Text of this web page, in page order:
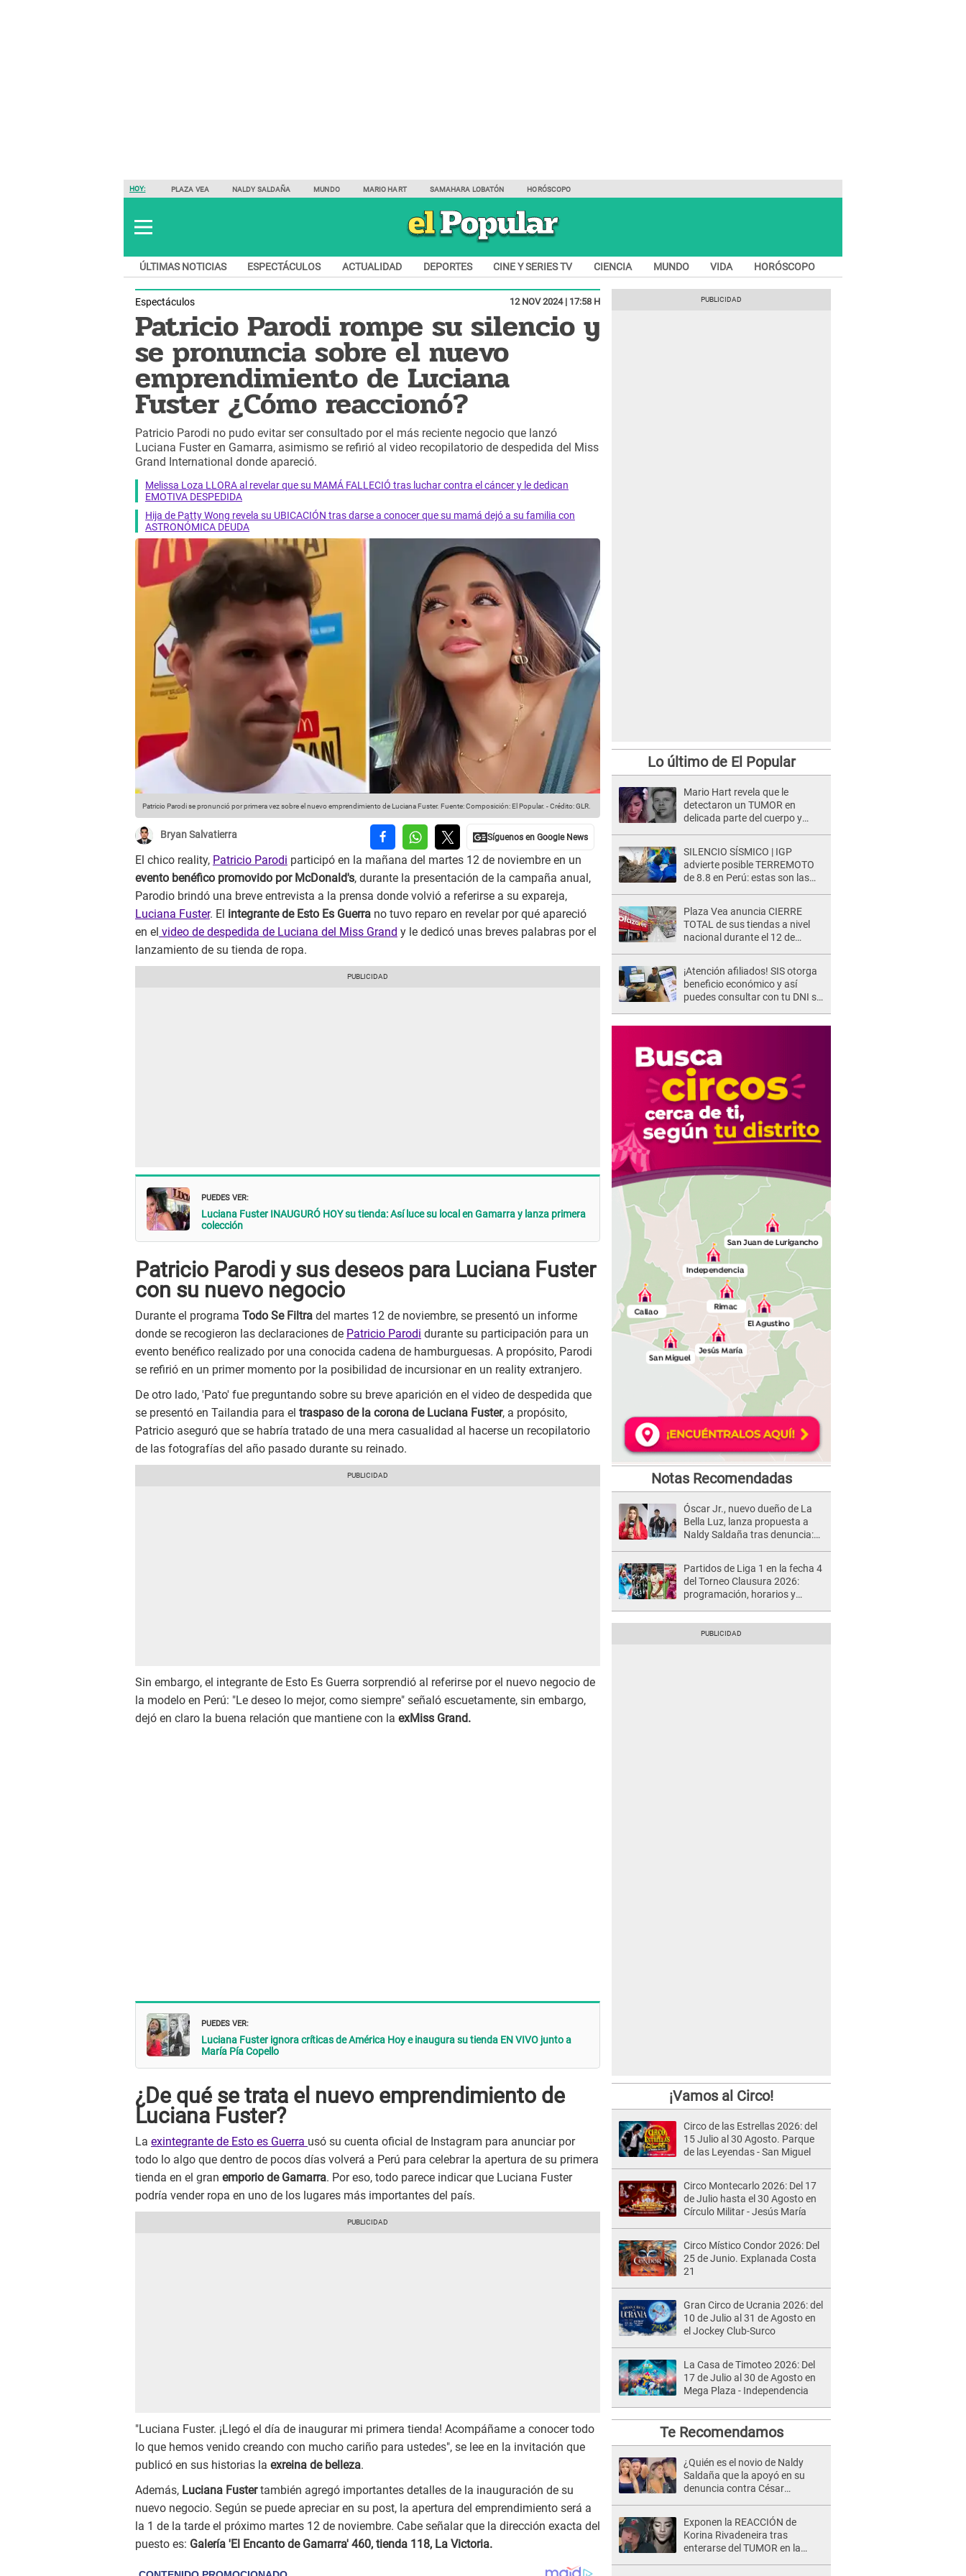
HOY: PLAZA VEA NALDY SALDAÑA MUNDO MARIO HART SAMAHARA LOBATÓN HORÓSCOPO
ÚLTIMAS NOTICIAS ESPECTÁCULOS ACTUALIDAD DEPORTES CINE Y SERIES TV CIENCIA MUNDO VIDA HORÓSCOPO
Espectáculos 12 NOV 2024 | 17:58 H
Patricio Parodi rompe su silencio y
se pronuncia sobre el nuevo
emprendimiento de Luciana
Fuster ¿Cómo reaccionó?
Patricio Parodi no pudo evitar ser consultado por el más reciente negocio que lanzó
Luciana Fuster en Gamarra, asimismo se refirió al video recopilatorio de despedida del Miss
Grand International donde apareció.
Melissa Loza LLORA al revelar que su MAMÁ FALLECIÓ tras luchar contra el cáncer y le dedican
EMOTIVA DESPEDIDA
Hija de Patty Wong revela su UBICACIÓN tras darse a conocer que su mamá dejó a su familia con
ASTRONÓMICA DEUDA
Patricio Parodi se pronunció por primera vez sobre el nuevo emprendimiento de Luciana Fuster. Fuente: Composición: El Popular. -Crédito: GLR.
Bryan Salvatierra
El chico reality, Patricio Parodi participó en la mañana del martes 12 de noviembre en un
evento benéfico promovido por McDonald's, durante la presentación de la campaña anual,
Parodio brindó una breve entrevista a la prensa donde volvió a referirse a su expareja,
Luciana Fuster. El integrante de Esto Es Guerra no tuvo reparo en revelar por qué apareció
en el video de despedida de Luciana del Miss Grand y le dedicó unas breves palabras por el
lanzamiento de su tienda de ropa.
PUEDES VER:
Luciana Fuster INAUGURÓ HOY su tienda: Así luce su local en Gamarra y lanza primera
colección
Patricio Parodi y sus deseos para Luciana Fuster
con su nuevo negocio
Durante el programa Todo Se Filtra del martes 12 de noviembre, se presentó un informe
donde se recogieron las declaraciones de Patricio Parodi durante su participación para un
evento benéfico realizado por una conocida cadena de hamburguesas. A propósito, Parodi
se refirió en un primer momento por la posibilidad de incursionar en un reality extranjero.
De otro lado, 'Pato' fue preguntando sobre su breve aparición en el video de despedida que
se presentó en Tailandia para el traspaso de la corona de Luciana Fuster, a propósito,
Patricio aseguró que se habría tratado de una mera casualidad al hacerse un recopilatorio
de las fotografías del año pasado durante su reinado.
Sin embargo, el integrante de Esto Es Guerra sorprendió al referirse por el nuevo negocio de
la modelo en Perú: "Le deseo lo mejor, como siempre" señaló escuetamente, sin embargo,
dejó en claro la buena relación que mantiene con la exMiss Grand.
PUEDES VER:
Luciana Fuster ignora críticas de América Hoy e inaugura su tienda EN VIVO junto a
María Pía Copello
¿De qué se trata el nuevo emprendimiento de
Luciana Fuster?
La exintegrante de Esto es Guerra usó su cuenta oficial de Instagram para anunciar por
todo lo algo que dentro de pocos días volverá a Perú para celebrar la apertura de su primera
tienda en el gran emporio de Gamarra. Por eso, todo parece indicar que Luciana Fuster
podría vender ropa en uno de los lugares más importantes del país.
"Luciana Fuster. ¡Llegó el día de inaugurar mi primera tienda! Acompáñame a conocer todo
lo que hemos venido creando con mucho cariño para ustedes", se lee en la invitación que
publicó en sus historias la exreina de belleza.
Además, Luciana Fustertambién agregó importantes detalles de la inauguración de su
nuevo negocio. Según se puede apreciar en su post, la apertura del emprendimiento será a
la 1 de la tarde el próximo martes 12 de noviembre. Cabe señalar que la dirección exacta del
puesto es: Galería 'El Encanto de Gamarra' 460, tienda 118, La Victoria.
Lo último de El Popular
Mario Hart revela que le
detectaron un TUMOR en
delicada parte del cuerpo y
muy fuertes..."
SILENCIO SÍSMICO | IGP
advierte posible TERREMOTO
de 8.8 en Perú: estas son las
Plaza Vea anuncia CIERRE
TOTAL de sus tiendas a nivel
nacional durante el 12 de
¡Atención afiliados! SIS otorga
beneficio económico y así
puedes consultar con tu DNI si
Notas Recomendadas
Óscar Jr., nuevo dueño de La
Bella Luz, lanza propuesta a
Naldy Saldaña tras denuncia:
Partidos de Liga 1 en la fecha 4
del Torneo Clausura 2026:
programación, horarios y
¡Vamos al Circo!
Circo de las Estrellas 2026: del
15 Julio al 30 Agosto. Parque
de las Leyendas - San Miguel
Circo Montecarlo 2026: Del 17
de Julio hasta el 30 Agosto en
Círculo Militar - Jesús María
Circo Místico Condor 2026: Del
25 de Junio. Explanada Costa
21
Gran Circo de Ucrania 2026: del
10 de Julio al 31 de Agosto en
el Jockey Club-Surco
La Casa de Timoteo 2026: Del
17 de Julio al 30 de Agosto en
Mega Plaza - Independencia
Te Recomendamos
¿Quién es el novio de Naldy
Saldaña que la apoyó en su
denuncia contra César
Exponen la REACCIÓN de
Korina Rivadeneira tras
enterarse del TUMOR en la